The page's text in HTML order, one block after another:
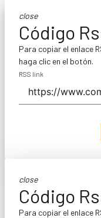
close
Código
Para copiar el enlace
haga clic en el botón.
RSS link
close
Código
Para copiar el enlace